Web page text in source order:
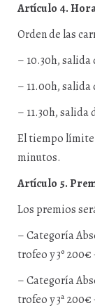
Artículo 4.
Orden de las
– 10.30h, salida
– 11.00h,
– 11.30h, salida
El tiempo límite
minutos.
Artículo 5.
Los premios
– Categoría
trofeo y 3º
– Categoría
trofeo y 3ª